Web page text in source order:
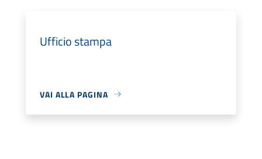
Ufficio stampa
VAI ALLA PAGINA